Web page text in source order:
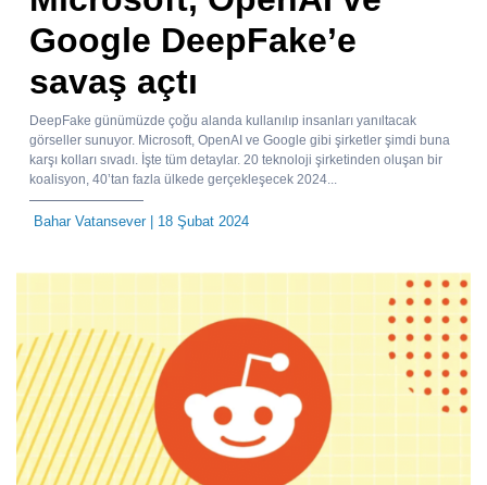
Google DeepFake’e
savaş açtı
DeepFake günümüzde çoğu alanda kullanılıp insanları yanıltacak
görseller sunuyor. Microsoft, OpenAI ve Google gibi şirketler şimdi buna
karşı kolları sıvadı. İşte tüm detaylar. 20 teknoloji şirketinden oluşan bir
koalisyon, 40’tan fazla ülkede gerçekleşecek 2024...
Bahar Vatansever| 18 Şubat 2024